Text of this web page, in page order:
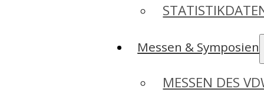
Messen & Symposien
MESSEN DES